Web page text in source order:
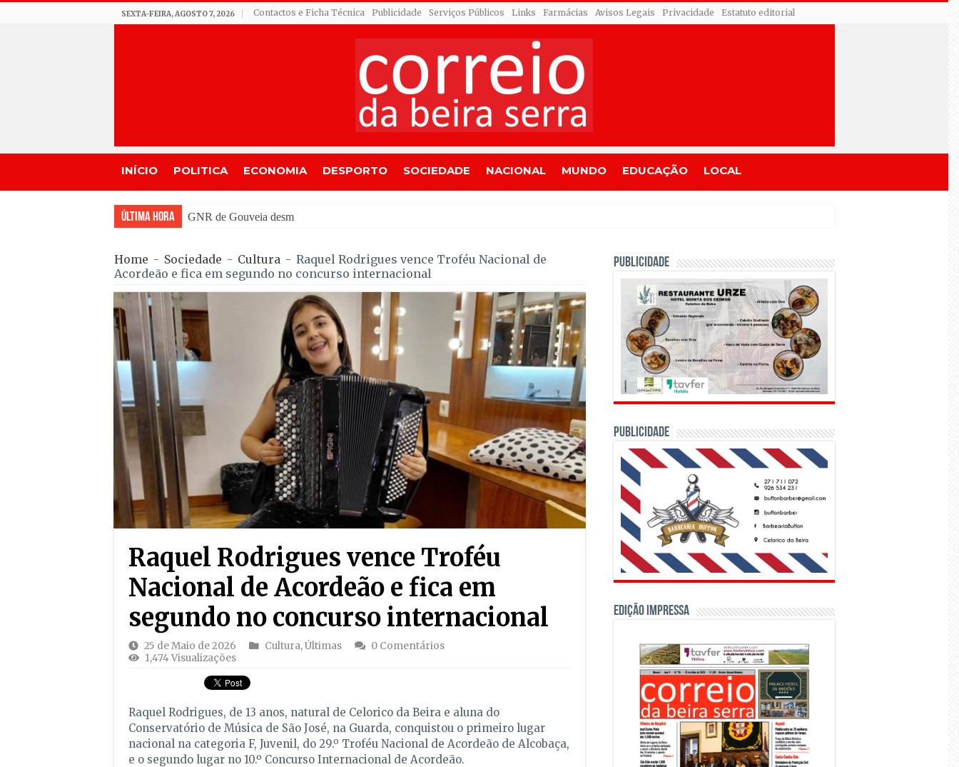
SEXTA-FEIRA, AGOSTO 7, 2026 Contactos e Ficha Técnica Publicidade Serviços Públicos Links Farmácias Avisos Legais Privacidade Estatuto editorial
INÍCIO POLITICA ECONOMIA DESPORTO SOCIEDADE NACIONAL MUNDO EDUCAÇÃO LOCAL
Última Hora GNR de Gouveia desmantelou alegada rede de furtos de cobr
Home - Sociedade - Cultura - Raquel Rodrigues vence Troféu Nacional de
Acordeão e fica em segundo no concurso internacional
Raquel Rodrigues vence Troféu
Nacional de Acordeão e fica em
segundo no concurso internacional
25 de Maio de 2026 Cultura,Últimas
0 Comentários
1,474 Visualizações
Raquel Rodrigues, de 13 anos, natural de Celorico da Beira e aluna do
Conservatório de Música de São José, na Guarda, conquistou o primeiro lugar
nacional na categoria F, Juvenil, do 29.º Troféu Nacional de Acordeão de Alcobaça,
e o segundo lugar no 10.º Concurso Internacional de Acordeão.
PUBLICIDADE
PUBLICIDADE
Edição Impressa